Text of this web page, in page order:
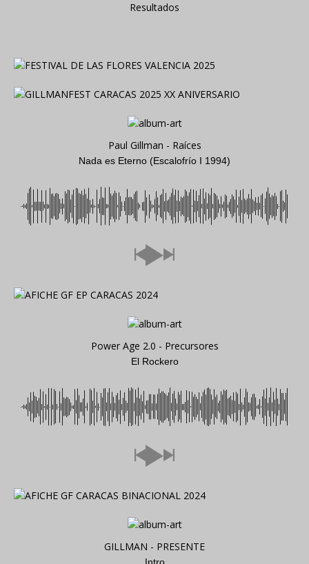
Resultados
Paul Gillman - Raíces
Nada es Eterno (Escalofrío I 1994)
Power Age 2.0 - Precursores
El Rockero
GILLMAN - PRESENTE